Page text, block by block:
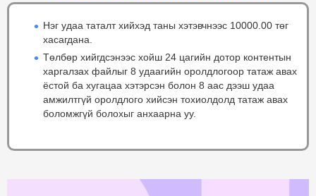
Нэг удаа таталт хийхэд таны хэтэвчнээс 10000.00 төг
хасагдана.
Төлбөр хийгдсэнээс хойш 24 цагийн дотор контентын
харгалзах файлыг 8 удаагийн оролдлогоор татаж авах
ёстой ба хугацаа хэтэрсэн болон 8 аас дээш удаа
амжилтгүй оролдлого хийсэн тохиолдолд татаж авах
боломжгүй болохыг анхаарна уу.